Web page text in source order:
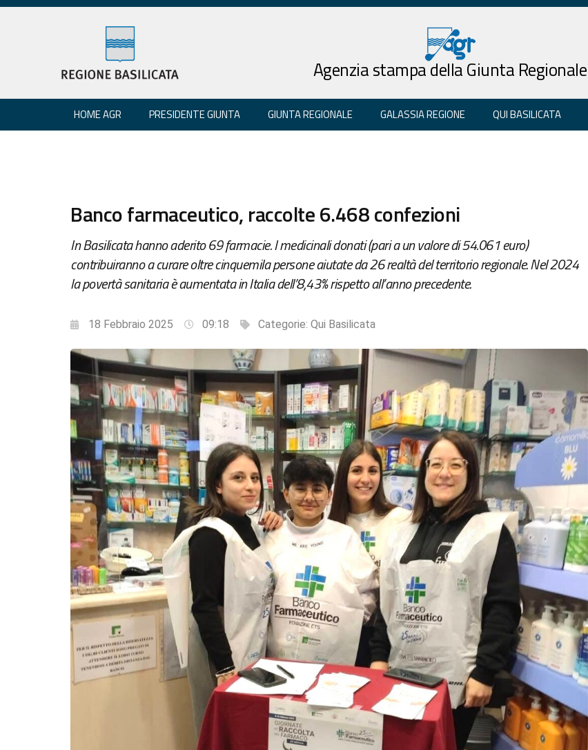
Agenzia stampa della Giunta Regionale
HOME AGR PRESIDENTE GIUNTA GIUNTA REGIONALE GALASSIA REGIONE QUI BASILICATA
Banco farmaceutico, raccolte 6.468 confezioni
In Basilicata hanno aderito 69 farmacie. I medicinali donati (pari a un valore di 54.061 euro)
contribuiranno a curare oltre cinquemila persone aiutate da 26 realtà del territorio regionale. Nel 2024
la povertà sanitaria è aumentata in Italia dell’8,43% rispetto all’anno precedente.
18 Febbraio 2025 09:18 Categorie: Qui Basilicata